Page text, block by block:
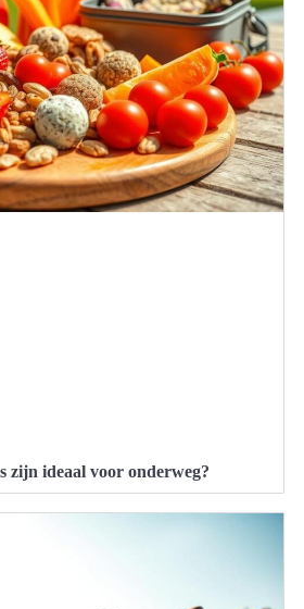
zijn ideaal voor onderweg?